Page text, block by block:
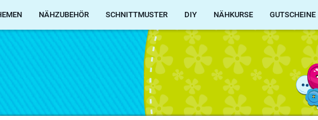
NÄHZUBEHÖR SCHNITTMUSTER DIY NÄHKURSE GUTSCHEINE